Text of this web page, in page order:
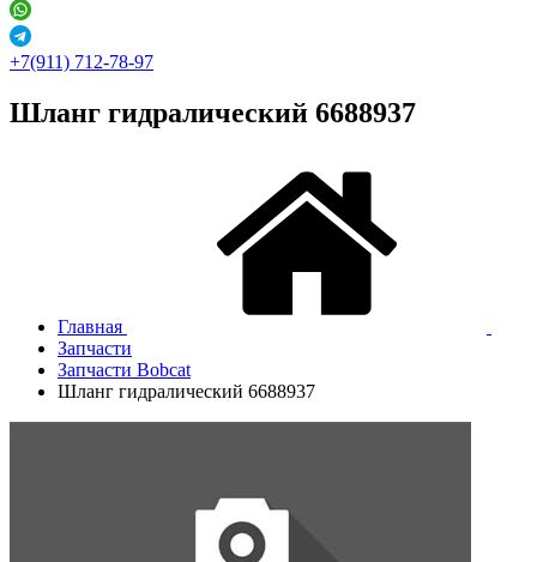
+7(911) 712-78-97
Шланг гидралический 6688937
Главная
Запчасти
Запчасти Bobcat
Шланг гидралический 6688937